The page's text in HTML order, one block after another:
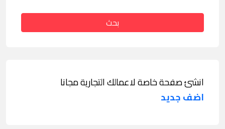
بحث
انشئ صفحة خاصة لاعمالك التجارية مجانا
اضف جديد